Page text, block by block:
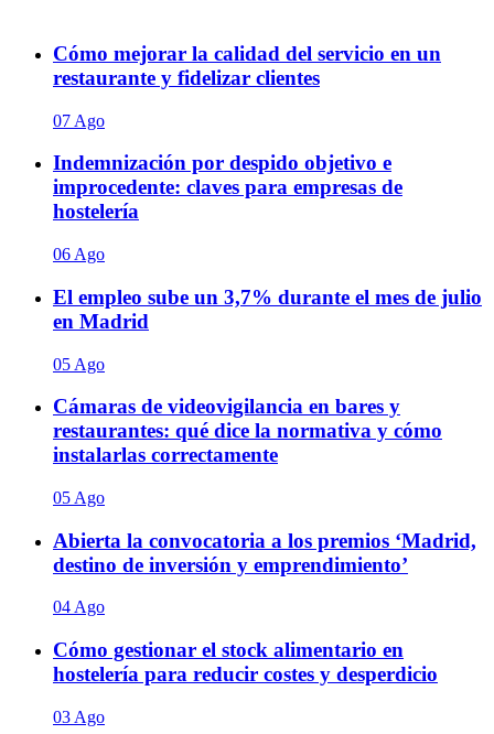
Cómo mejorar la calidad del servicio en un
restaurante y fidelizar clientes
07 Ago
Indemnización por despido objetivo e
improcedente: claves para empresas de
hostelería
06 Ago
El empleo sube un 3,7% durante el mes de julio
en Madrid
05 Ago
Cámaras de videovigilancia en bares y
restaurantes: qué dice la normativa y cómo
instalarlas correctamente
05 Ago
Abierta la convocatoria a los premios ‘Madrid,
destino de inversión y emprendimiento’
04 Ago
Cómo gestionar el stock alimentario en
hostelería para reducir costes y desperdicio
03 Ago